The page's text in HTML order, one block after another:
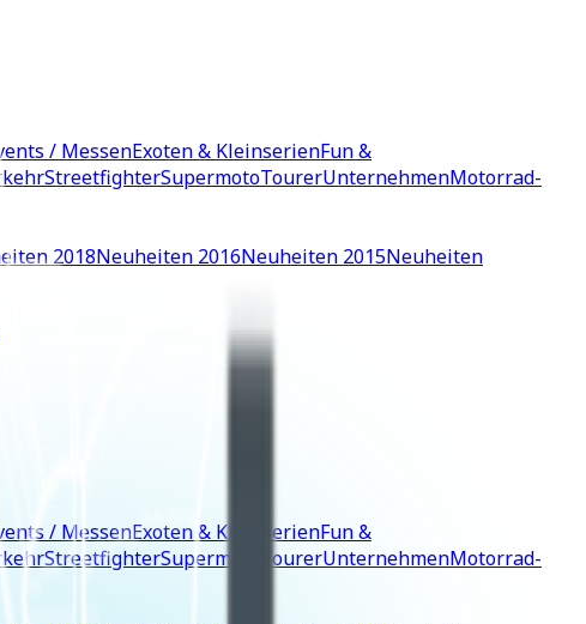
/ MessenExoten & KleinserienFun &
StreetfighterSupermotoTourerUnternehmenMotorrad-
2018Neuheiten 2016Neuheiten 2015Neuheiten
/ MessenExoten & KleinserienFun &
StreetfighterSupermoto TourerUnternehmenMotorrad-